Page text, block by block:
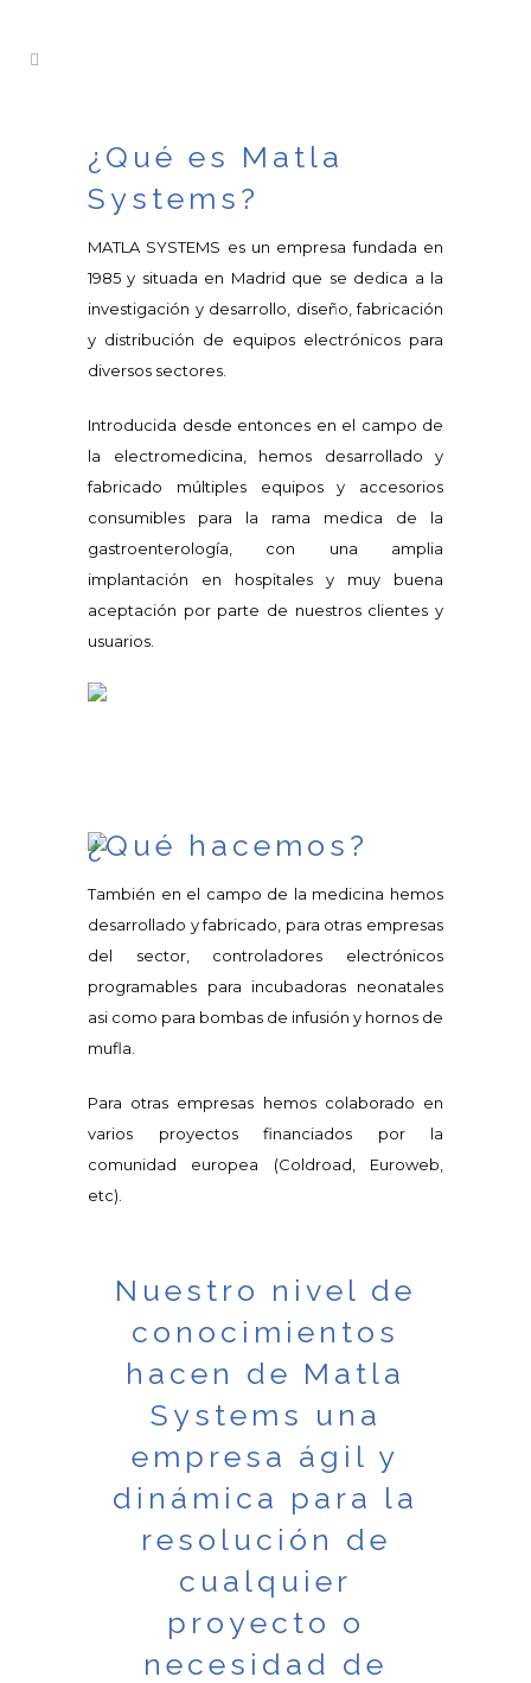
¿Qué es Matla
Systems?
MATLA SYSTEMS es un empresa fundada en
1985 y situada en Madrid que se dedica a la
investigación y desarrollo, diseño, fabricación
y distribución de equipos electrónicos para
diversos sectores.
Introducida desde entonces en el campo de
la electromedicina, hemos desarrollado y
fabricado múltiples equipos y accesorios
consumibles para la rama medica de la
gastroenterología, con una amplia
implantación en hospitales y muy buena
aceptación por parte de nuestros clientes y
usuarios.
¿Qué hacemos?
También en el campo de la medicina hemos
desarrollado y fabricado, para otras empresas
del sector, controladores electrónicos
programables para incubadoras neonatales
asi como para bombas de infusión y hornos de
mufla.
Para otras empresas hemos colaborado en
varios proyectos financiados por la
comunidad europea (Coldroad, Euroweb,
etc).
Nuestro nivel de
conocimientos
hacen de Matla
Systems una
empresa ágil y
dinámica para la
resolución de
cualquier
proyecto o
necesidad de